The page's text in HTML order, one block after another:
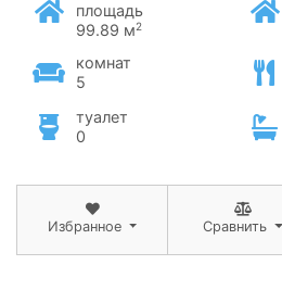
площадь
99.89 м2
комнат
5
туалет
0
Избранное Сравнить